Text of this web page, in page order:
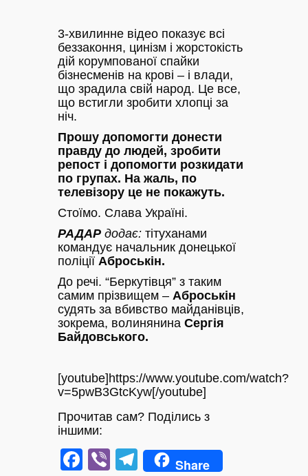
3-хвилинне відео показує всі
беззаконня, цинізм і жорстокість
дій корумпованої спайки
бізнесменів на крові – і влади,
що зрадила свій народ. Це все,
що встигли зробити хлопці за
ніч.
Прошу допомогти донести
правду до людей, зробити
репост і допомогти розкидати
по групах. На жаль, по
телевізору це не покажуть.
Стоїмо. Слава Україні.
РАДАР додає: тітуханами
командує начальник донецької
поліції Аброськін.
До речі. “Беркутівця” з таким
самим прізвищем – Аброськін
судять за вбивство майданівців,
зокрема, волинянина Сергія
Байдовського.
[youtube]https://www.youtube.com/watch?
v=5pwB3GtcKyw[/youtube]
Прочитав сам? Поділись з
іншими:
Facebook
ViberTelegram
Share